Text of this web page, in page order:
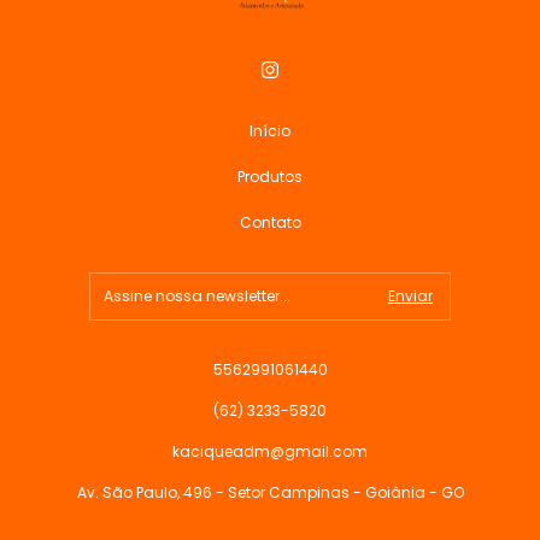
Início
Produtos
Contato
5562991061440
(62) 3233-5820
kaciqueadm@gmail.com
Av. São Paulo, 496 - Setor Campinas - Goiânia - GO